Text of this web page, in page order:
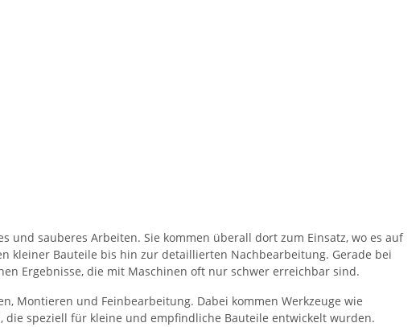
sauberes Arbeiten. Sie kommen überall dort zum Einsatz, wo es auf
kleiner Bauteile bis hin zur detaillierten Nachbearbeitung. Gerade bei
Ergebnisse, die mit Maschinen oft nur schwer erreichbar sind.
Montieren und Feinbearbeitung. Dabei kommen Werkzeuge wie
die speziell für kleine und empfindliche Bauteile entwickelt wurden.